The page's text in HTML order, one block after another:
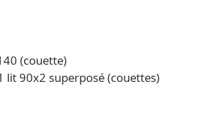
(couette)
lit 90x2 superposé (couettes)